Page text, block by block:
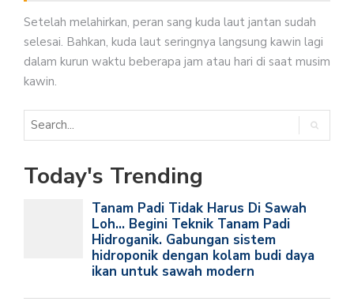
Setelah melahirkan, peran sang kuda laut jantan sudah
selesai. Bahkan, kuda laut seringnya langsung kawin lagi
dalam kurun waktu beberapa jam atau hari di saat musim
kawin.
Today's Trending